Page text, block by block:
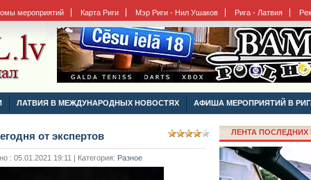
мероприятий Карта Риги Мэр Риги - Нил Ушаков Рига - Латвия
ЛАТВИЯ В МЕЖДУНАРОДНЫХ НОВОСТЯХ АФИША МЕРОПРИЯТИЙ В
от экспертов
: 05.01.2021 19:11 | Категория: Разное
ЛЕНТА
Фестиваль
перенесен